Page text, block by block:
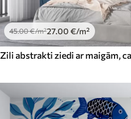
45.00€/m²27.00 €/m²